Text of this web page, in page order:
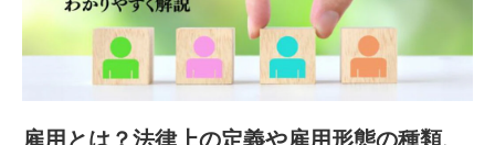
雇用とは？法律上の定義や雇用形態の種類、